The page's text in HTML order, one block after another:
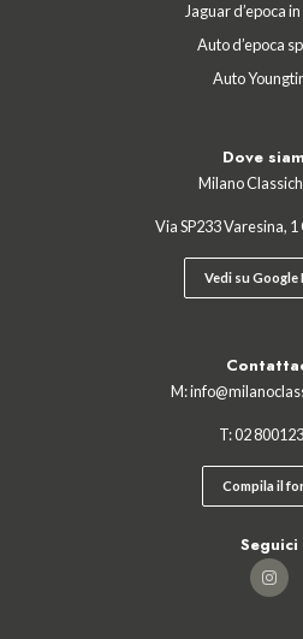
Jaguar d’epoca
Auto d’epoca
Auto
Dove
Milano
Via SP233 Varesina,
Vedi su Google
M:
T:02
Compila il
Seguici